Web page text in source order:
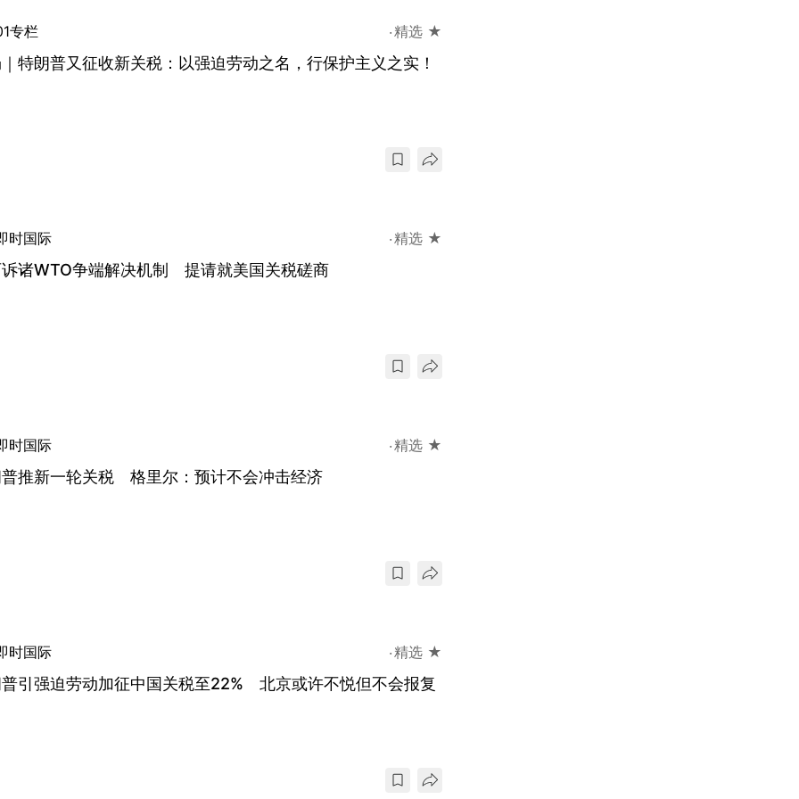
专栏 精选 ★
特朗普又征收新关税：以强迫劳动之名，行保护主义之实！
时国际 精选 ★
诸WTO争端解决机制 提请就美国关税磋商
时国际 精选 ★
推新一轮关税 格里尔：预计不会冲击经济
时国际 精选 ★
引强迫劳动加征中国关税至22% 北京或许不悦但不会报复